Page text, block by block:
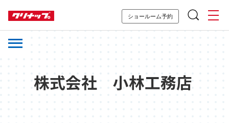
ショールーム予約
株式会社 小林工務店